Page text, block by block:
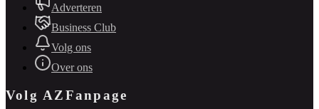
Adverteren
Business Club
Volg ons
Over ons
Volg AZFanpage